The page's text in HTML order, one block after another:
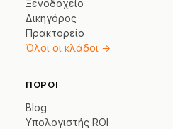
Ξενοδοχείο
Δικηγόρος
Πρακτορείο
Όλοι οι κλάδοι →
ΠΌΡΟΙ
Blog
Υπολογιστής ROI